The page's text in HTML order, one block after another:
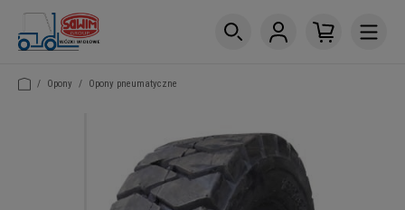
/ Opony / Opony pneumatyczne